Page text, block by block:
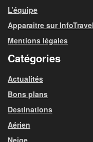
L’équipe
Apparaitre sur
Mentions légales
Catégories
Actualités
Bons plans
Destinations
Aérien
Neige